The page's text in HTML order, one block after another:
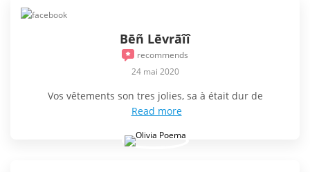
Bēñ Lēvrāîî
recommends
24 mai 2020
Vos vêtements son tres jolies, sa à était dur de
Read more